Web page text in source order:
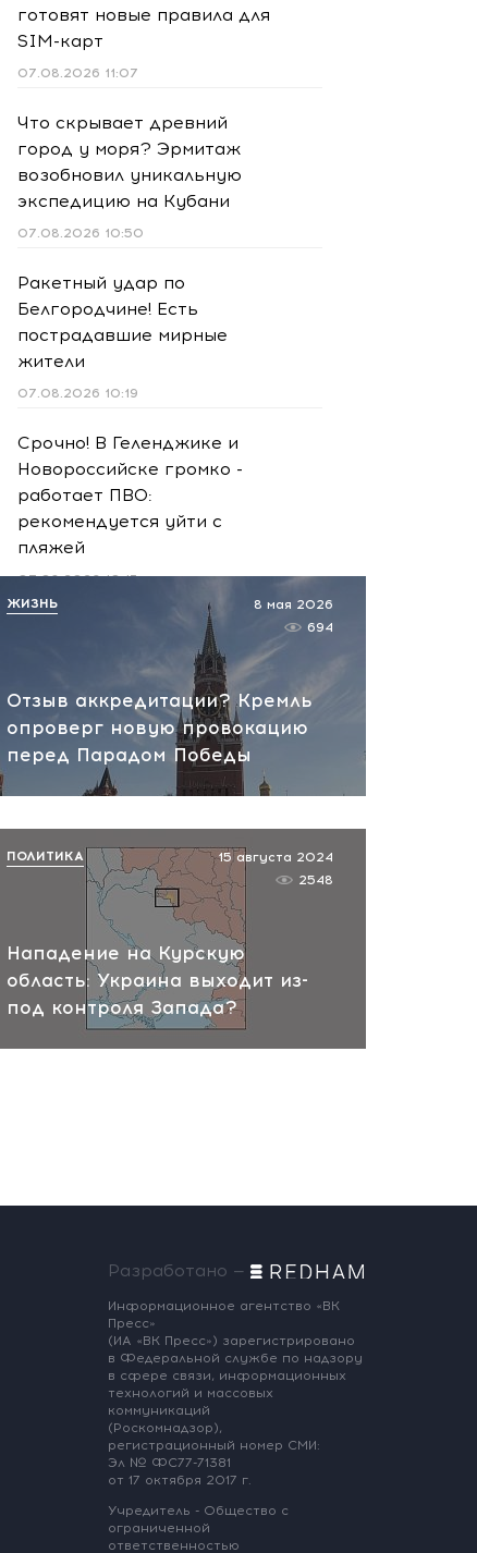
готовят новые правила для
SIM-карт
07.08.2026 11:07
Что скрывает древний
город у моря? Эрмитаж
возобновил уникальную
экспедицию на Кубани
07.08.2026 10:50
Ракетный удар по
Белгородчине! Есть
пострадавшие мирные
жители
07.08.2026 10:19
Срочно! В Геленджике и
Новороссийске громко -
работает ПВО:
рекомендуется уйти с
пляжей
07.08.2026 10:13
руководит терактами в
России! Сенсационное
заявление хакеров
07.08.2026 10:07
Отзыв аккредитации? Кремль
опроверг новую провокацию
перед Парадом Победы
8 мая 2026
694
ЖИЗНЬ
Нападение на Курскую
область: Украина выходит из-
под контроля Запада?
15 августа 2024
2548
ПОЛИТИКА
Разработано —
Информационное агентство «ВК
Пресс»
(ИА «ВК Пресс») зарегистрировано
в Федеральной службе по надзору
в сфере связи, информационных
технологий и массовых
коммуникаций
(Роскомнадзор),
регистрационный номер СМИ:
Эл № ФС77-71381
от 17 октября 2017 г.
Учредитель - Общество с
ограниченной
ответственностью